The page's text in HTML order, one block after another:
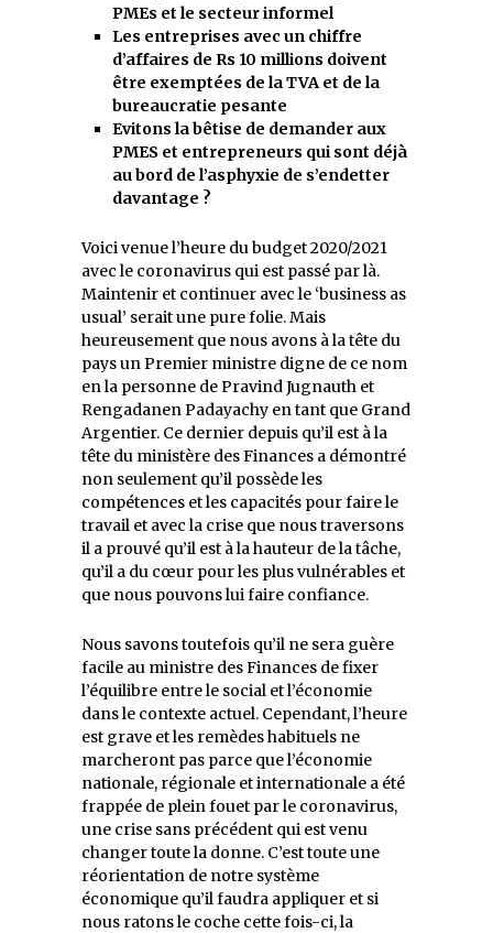
PMEs et le secteur informel
Les entreprises avec un chiffre
d’affaires de Rs 10 millions doivent
être exemptées de la TVA et de la
bureaucratie pesante
Evitons la bêtise de demander aux
PMES et entrepreneurs qui sont déjà
au bord de l’asphyxie de s’endetter
davantage ?
Voici venue l’heure du budget 2020/2021
avec le coronavirus qui est passé par là.
Maintenir et continuer avec le ‘business as
usual’ serait une pure folie. Mais
heureusement que nous avons à la tête du
pays un Premier ministre digne de ce nom
en la personne de Pravind Jugnauth et
Rengadanen Padayachy en tant que Grand
Argentier. Ce dernier depuis qu’il est à la
tête du ministère des Finances a démontré
non seulement qu’il possède les
compétences et les capacités pour faire le
travail et avec la crise que nous traversons
il a prouvé qu’il est à la hauteur de la tâche,
qu’il a du cœur pour les plus vulnérables et
que nous pouvons lui faire confiance.
Nous savons toutefois qu’il ne sera guère
facile au ministre des Finances de fixer
l’équilibre entre le social et l’économie
dans le contexte actuel. Cependant, l’heure
est grave et les remèdes habituels ne
marcheront pas parce que l’économie
nationale, régionale et internationale a été
frappée de plein fouet par le coronavirus,
une crise sans précédent qui est venu
changer toute la donne. C’est toute une
réorientation de notre système
économique qu’il faudra appliquer et si
nous ratons le coche cette fois-ci, la